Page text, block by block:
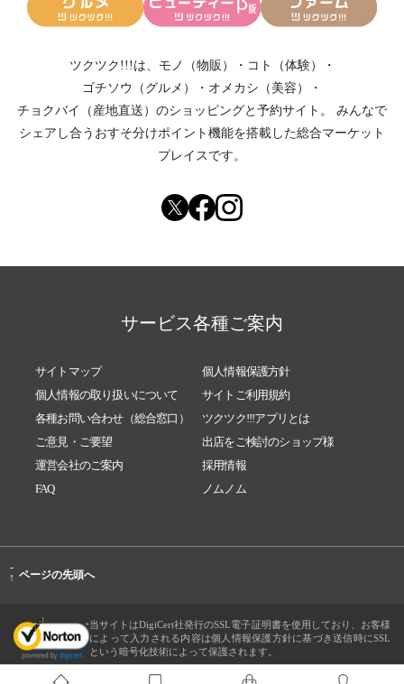
ツクツク!!!は、 モノ（物販） ・ コト（体験）
・
ゴチソウ（グルメ）
・ オメカシ（美容）
・
チョクバイ（産地直送） のショッピングと予約サイト。
みんなで
シェアし合う おすそ分けポイント機能を搭載した総合マーケット
プレイスです。
サービス各種ご案内
サイトマップ
個人情報保護方針
個人情報の取り扱いについて
サイトご利用規約
各種お問い合わせ（総合窓口）
ツクツク!!!アプリとは
ご意見・ご要望
出店をご検討のショップ様
運営会社のご案内
採用情報
FAQ
ノムノム
-
↑ ページの先頭へ
当サイトはDigiCert社発行のSSL電子証明書を使用しており、お客様
によって入力される内容は個人情報保護方針に基づき送信時にSSL
という暗号化技術によって保護されます。